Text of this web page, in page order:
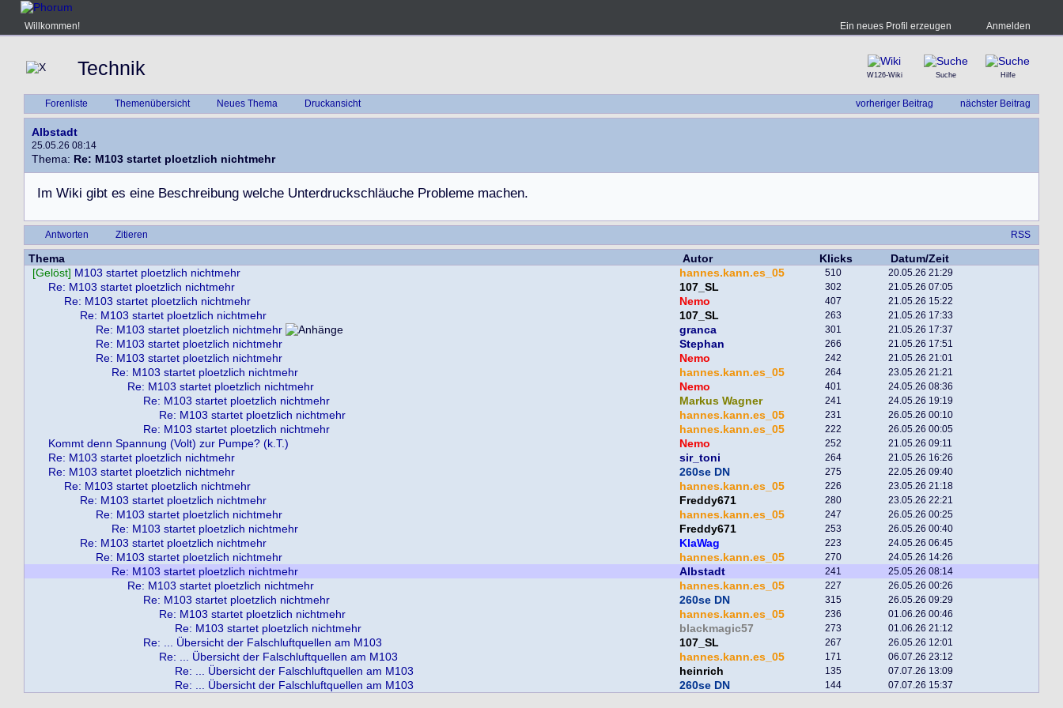
Willkommen! Ein neues Profil erzeugen Anmelden
Technik W126-Wiki Suche Hilfe
vorheriger Beitrag nächster Beitrag
Forenliste Themenübersicht Neues Thema Druckansicht
Albstadt
25.05.26 08:14
Thema: Re: M103 startet ploetzlich nichtmehr
Im Wiki gibt es eine Beschreibung welche Unterdruckschläuche Probleme machen.
Antworten Zitieren RSS
Thema Autor Klicks
Datum/Zeit
[Gelöst] M103 startet ploetzlich nichtmehr hannes.kann.es_05 510 20.05.26 21:29
Re: M103 startet ploetzlich nichtmehr 107_SL 302 21.05.26 07:05
Re: M103 startet ploetzlich nichtmehr Nemo 407 21.05.26 15:22
Re: M103 startet ploetzlich nichtmehr 107_SL 263 21.05.26 17:33
Re: M103 startet ploetzlich nichtmehr granca 301 21.05.26 17:37
Re: M103 startet ploetzlich nichtmehr Stephan 266 21.05.26 17:51
Re: M103 startet ploetzlich nichtmehr Nemo 242 21.05.26 21:01
Re: M103 startet ploetzlich nichtmehr hannes.kann.es_05 264 23.05.26 21:21
Re: M103 startet ploetzlich nichtmehr Nemo 401 24.05.26 08:36
Re: M103 startet ploetzlich nichtmehr Markus Wagner 241 24.05.26 19:19
Re: M103 startet ploetzlich nichtmehr hannes.kann.es_05 231 26.05.26 00:10
Re: M103 startet ploetzlich nichtmehr hannes.kann.es_05 222 26.05.26 00:05
Kommt denn Spannung (Volt) zur Pumpe? (k.T.) Nemo 252 21.05.26 09:11
Re: M103 startet ploetzlich nichtmehr sir_toni 264 21.05.26 16:26
Re: M103 startet ploetzlich nichtmehr 260se DN 275 22.05.26 09:40
Re: M103 startet ploetzlich nichtmehr hannes.kann.es_05 226 23.05.26 21:18
Re: M103 startet ploetzlich nichtmehr Freddy671 280 23.05.26 22:21
Re: M103 startet ploetzlich nichtmehr hannes.kann.es_05 247 26.05.26 00:25
Re: M103 startet ploetzlich nichtmehr Freddy671 253 26.05.26 00:40
Re: M103 startet ploetzlich nichtmehr KlaWag 223 24.05.26 06:45
Re: M103 startet ploetzlich nichtmehr hannes.kann.es_05 270 24.05.26 14:26
Re: M103 startet ploetzlich nichtmehr Albstadt 241 25.05.26 08:14
Re: M103 startet ploetzlich nichtmehr hannes.kann.es_05 227 26.05.26 00:26
Re: M103 startet ploetzlich nichtmehr 260se DN 315 26.05.26 09:29
Re: M103 startet ploetzlich nichtmehr hannes.kann.es_05 236 01.06.26 00:46
Re: M103 startet ploetzlich nichtmehr blackmagic57 273 01.06.26 21:12
Re: ... Übersicht der Falschluftquellen am M103 107_SL 267 26.05.26 12:01
Re: ... Übersicht der Falschluftquellen am M103 hannes.kann.es_05 171 06.07.26 23:12
Re: ... Übersicht der Falschluftquellen am M103 heinrich 135 07.07.26 13:09
Re: ... Übersicht der Falschluftquellen am M103 260se DN 144 07.07.26 15:37